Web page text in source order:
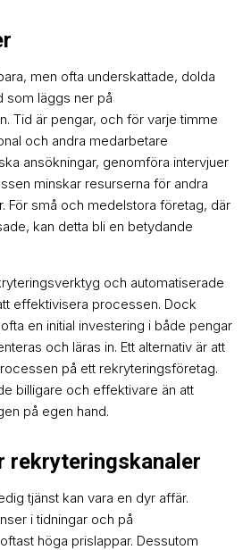
men ofta underskattade, dolda
som läggs ner på
Tid är pengar, och för varje timme
och andra medarbetare
ansökningar, genomföra intervjuer
minskar resurserna för andra
För små och medelstora företag, där
kan detta bli en betydande
och automatiserade
effektivisera processen. Dock
en initial investering i både pengar
och läras in. Ett alternativ är att
på ett rekryteringsföretag.
billigare och effektivare än att
på egen hand.
rekryteringskanaler
tjänst kan vara en dyr affär.
i tidningar och på
höga prislappar. Dessutom